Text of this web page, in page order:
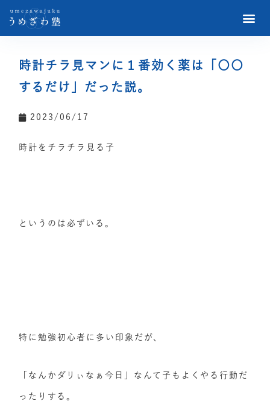
時計チラ見マンに１番効く薬は「〇〇
するだけ」だった説。
2023/06/17
時計をチラチラ見る子
というのは必ずいる。
特に勉強初心者に多い印象だが、
「なんかダリぃなぁ今日」なんて子もよくやる行動だ
ったりする。